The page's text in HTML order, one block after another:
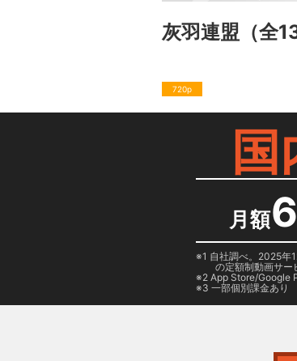
灰羽連盟 （全
720p
月額
1 自社調べ。2025年
の定額制動画サー
2 App Store/Google
3 一部個別課金あり